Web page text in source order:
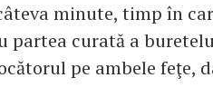
minute, timp în
partea curată a
pe ambele feţe,